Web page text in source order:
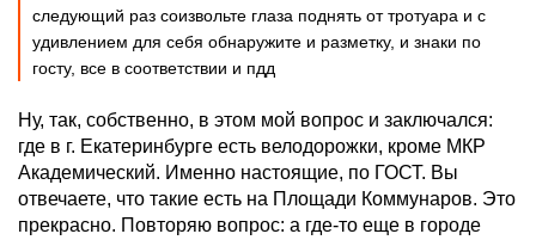
следующий раз соизвольте глаза поднять от тротуара и с
удивлением для себя обнаружите и разметку, и знаки по
госту, все в соответствии и пдд
Ну, так, собственно, в этом мой вопрос и заключался:
где в г. Екатеринбурге есть велодорожки, кроме МКР
Академический. Именно настоящие, по ГОСТ. Вы
отвечаете, что такие есть на Площади Коммунаров. Это
прекрасно. Повторяю вопрос: а где-то еще в городе